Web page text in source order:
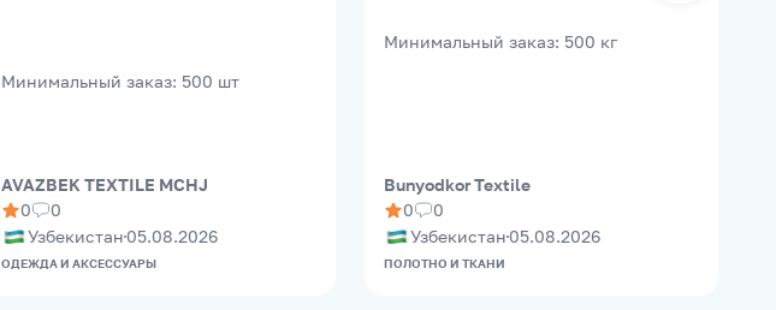
Минимальный заказ: 500 шт
AVAZBEK TEXTILE MCHJ
0
0
Узбекистан 05.08.2026
ОДЕЖДА И АКСЕССУАРЫ
Минимальный заказ: 500 кг
Bunyodkor Textile
0
0
Узбекистан 05.08.2026
ПОЛОТНО И ТКАНИ